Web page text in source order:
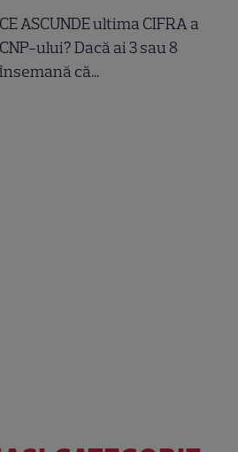
CE ASCUNDE ultima CIFRA a
CNP-ului? Dacă ai 3 sau 8
însemană că...